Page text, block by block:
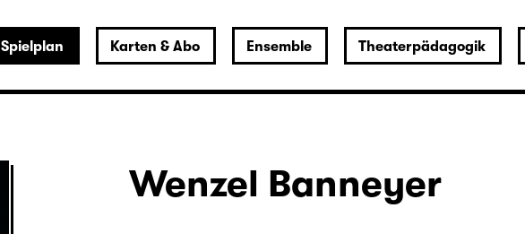
Spielplan Karten & Abo Ensemble Theaterpädagogik
Wenzel Banneyer